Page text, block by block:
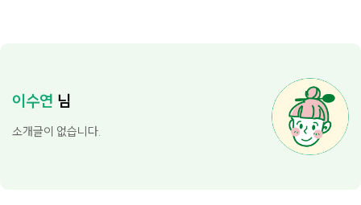
이수연 님
소개글이 없습니다.